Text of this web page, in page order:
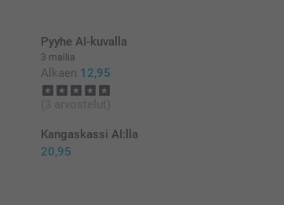
Pyyhe AI-kuvalla
3 mallia
Alkaen 12,95
(3 arvostelut)
Kangaskassi AI:lla
20,95